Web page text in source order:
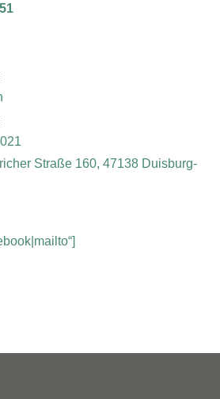
Straße 160, 47138 Duisburg-